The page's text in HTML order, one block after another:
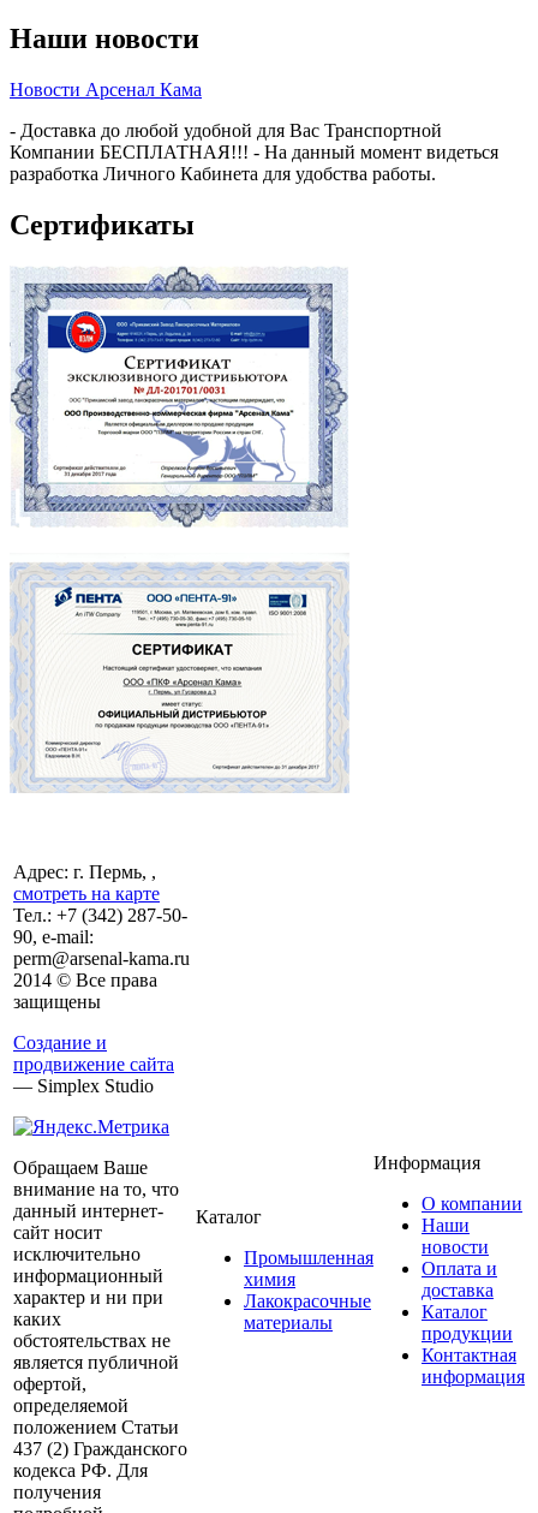
Наши новости
Новости Арсенал Кама
- Доставка до любой удобной для Вас Транспортной
Компании БЕСПЛАТНАЯ!!! - На данный момент видеться
разработка Личного Кабинета для удобства работы.
Сертификаты
Адрес: г. Пермь, ,
смотреть на карте
Тел.: +7 (342) 287-50-
90, e-mail:
perm@arsenal-kama.ru
2014 © Все права
защищены
Создание и
продвижение сайта
— Simplex Studio
Обращаем Ваше
внимание на то, что
данный интернет-
сайт носит
исключительно
информационный
характер и ни при
каких
обстоятельствах не
является публичной
офертой,
определяемой
положением Статьи
437 (2) Гражданского
кодекса РФ. Для
получения
Каталог
Промышленная
химия
Лакокрасочные
материалы
Информация
О компании
Наши
новости
Оплата и
доставка
Каталог
продукции
Контактная
информация